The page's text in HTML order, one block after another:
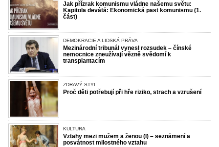
Jak přízrak komunismu vládne našemu světu:
Kapitola devátá: Ekonomická past komunismu (1.
část)
DEMOKRACIE A LIDSKÁ PRÁVA
Mezinárodní tribunál vynesl rozsudek – čínské
nemocnice zneužívají vězně svědomí k
transplantacím
ZDRAVÝ STYL
Proč děti potřebují při hře riziko, strach a vzrušení
KULTURA
Vztahy mezi mužem a ženou (I) – seznámení a
posvátnost milostného vztahu